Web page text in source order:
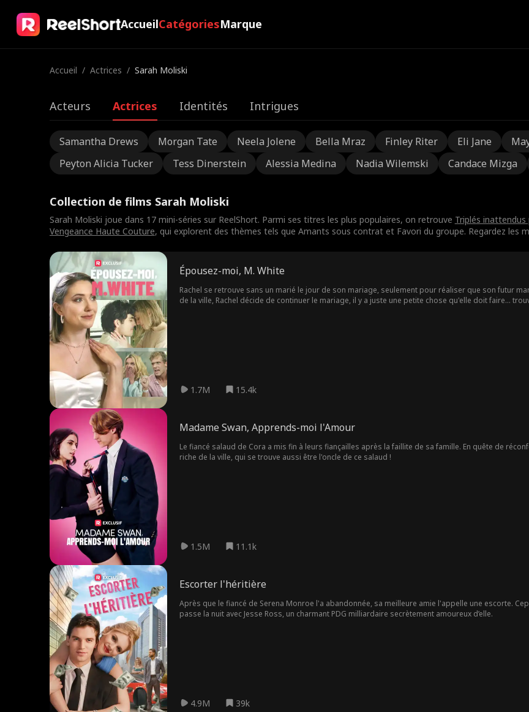
AccueilCatégoriesMarque
Accueil / Actrices / Sarah Moliski
Acteurs Actrices Identités Intrigues
Samantha Drews Morgan Tate Neela Jolene Bella Mraz Finley Riter Eli Jane
Peyton Alicia Tucker
Tess Dinerstein Alessia Medina Nadia Wilemski Candace Mizga
Collection de films Sarah Moliski
Sarah Moliski joue dans 17 mini-séries sur ReelShort. Parmi ses titres les plus populaires, on retrouve Triplés
Vengeance Haute Couture, qui explorent des thèmes tels que Amants sous contrat et Favori du groupe. Regardez les
Épousez-moi, M. White
Rachel se retrouve sans un marié le jour de son mariage, seulement pour réaliser que son futur
de la ville, Rachel décide de continuer le mariage, il y a juste une petite chose qu'elle doit faire…
1.7M 15.4k
Madame Swan, Apprends-moi l'Amour
Le fiancé salaud de Cora a mis fin à leurs fiançailles après la faillite de sa famille. En quête de
riche de la ville, qui se trouve aussi être l'oncle de ce salaud !
1.5M 11.1k
Escorter l'héritière
Après que le fiancé de Serena Monroe l'a abandonnée, sa meilleure amie l'appelle une escorte.
passe la nuit avec Jesse Ross, un charmant PDG milliardaire secrètement amoureux d’elle.
4.9M 39k